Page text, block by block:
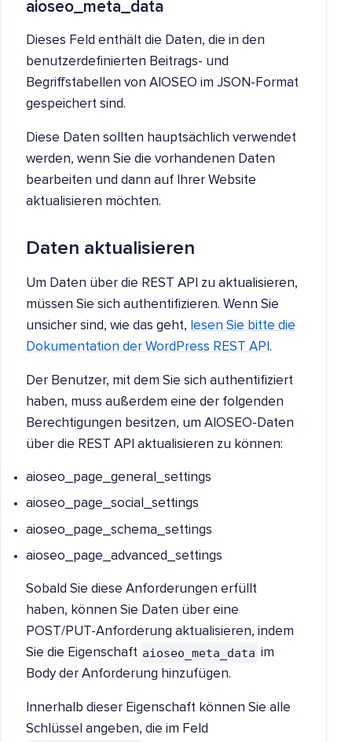
aioseo_meta_data
Dieses Feld enthält die Daten, die in den
benutzerdefinierten Beitrags- und
Begriffstabellen von AIOSEO im JSON-Format
gespeichert sind.
Diese Daten sollten hauptsächlich verwendet
werden, wenn Sie die vorhandenen Daten
bearbeiten und dann auf Ihrer Website
aktualisieren möchten.
Daten aktualisieren
Um Daten über die REST API zu aktualisieren,
müssen Sie sich authentifizieren. Wenn Sie
unsicher sind, wie das geht, lesen Sie bitte die
Dokumentation der WordPress REST API .
Der Benutzer, mit dem Sie sich authentifiziert
haben, muss außerdem eine der folgenden
Berechtigungen besitzen, um AIOSEO-Daten
über die REST API aktualisieren zu können:
aioseo_page_general_settings
aioseo_page_social_settings
aioseo_page_schema_settings
aioseo_page_advanced_settings
Sobald Sie diese Anforderungen erfüllt
haben, können Sie Daten über eine
POST/PUT-Anforderung aktualisieren, indem
Sie die Eigenschaft aioseo_meta_data im
Body der Anforderung hinzufügen.
Innerhalb dieser Eigenschaft können Sie alle
Schlüssel angeben, die im Feld